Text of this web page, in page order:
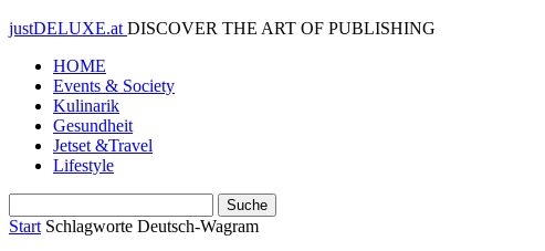
justDELUXE.at DISCOVER THE ART OF PUBLISHING
HOME
Events & Society
Kulinarik
Gesundheit
Jetset &Travel
Lifestyle
Start Schlagworte Deutsch-Wagram